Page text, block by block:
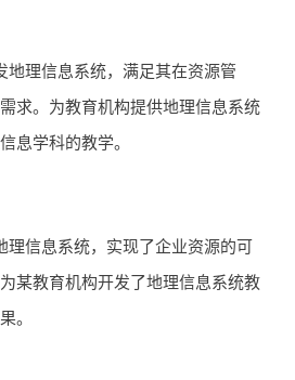
地理信息系统，满足其在资源管
求。为教育机构提供地理信息系统
息学科的教学。
理信息系统，实现了企业资源的可
某教育机构开发了地理信息系统教
。